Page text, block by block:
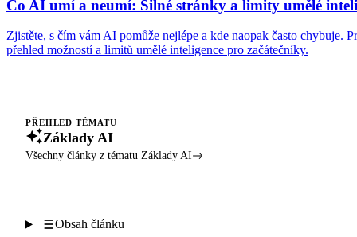
Co AI umí a neumí: Silné stránky a limity umělé
Zjistěte, s čím vám AI pomůže nejlépe a kde naopak často chybuje.
přehled možností a limitů umělé inteligence pro začátečníky.
PŘEHLED TÉMATU
Základy AI
Všechny články z tématu Základy AI
Obsah článku